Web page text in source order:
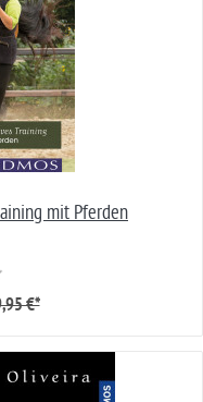
mit Pferden
€*